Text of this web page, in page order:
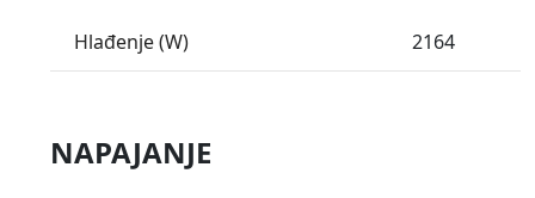
Hlađenje (W) 2164
NAPAJANJE